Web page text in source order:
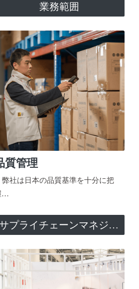
業務範囲
質管理
社は日本の品質基準を十分に把
…
サプライチェーンマネジメント